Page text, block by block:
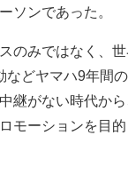
ソンであった。
のみではなく、
などヤマハ9年間
継がない時代か
モーションを目